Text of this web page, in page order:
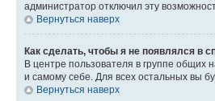
администратор отключил эту
Вернуться наверх
Как сделать, чтобы я не появлялся в
В центре пользователя в группе
и самому себе. Для всех остальных вы
Вернуться наверх